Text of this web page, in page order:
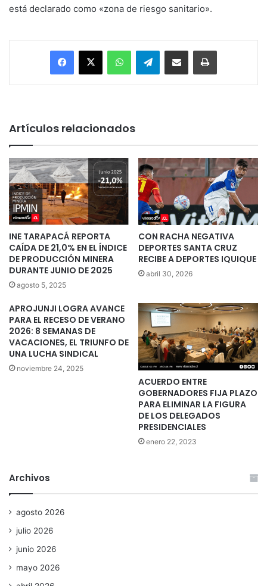
está declarado como «zona de riesgo sanitario».
Facebook
X WhatsAppTelegramEnviar vía email Imprimir
Artículos relacionados
INE TARAPACÁ REPORTA
CAÍDA DE 21,0% EN EL ÍNDICE
DE PRODUCCIÓN MINERA
DURANTE JUNIO DE 2025
agosto 5, 2025
CON RACHA NEGATIVA
DEPORTES SANTA CRUZ
RECIBE A DEPORTES IQUIQUE
abril 30, 2026
APROJUNJI LOGRA AVANCE
PARA EL RECESO DE VERANO
2026: 8 SEMANAS DE
VACACIONES, EL TRIUNFO DE
UNA LUCHA SINDICAL
noviembre 24, 2025
ACUERDO ENTRE
GOBERNADORES FIJA PLAZO
PARA ELIMINAR LA FIGURA
DE LOS DELEGADOS
PRESIDENCIALES
enero 22, 2023
Archivos
agosto 2026
julio 2026
junio 2026
mayo 2026